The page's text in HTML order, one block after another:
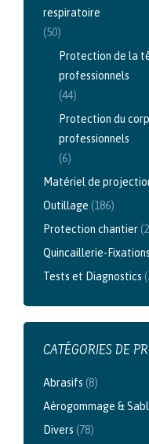
respiratoire
(50)
Protection de la
professionnels
(44)
Protection du
professionnels
(6)
Matériel de
Outillage (186)
Protection chantier
Quincaillerie-Fixations
Tests et Diagnostics
CATÉGORIES DE
Abrasifs (8)
Aérogommage &
Divers (78)